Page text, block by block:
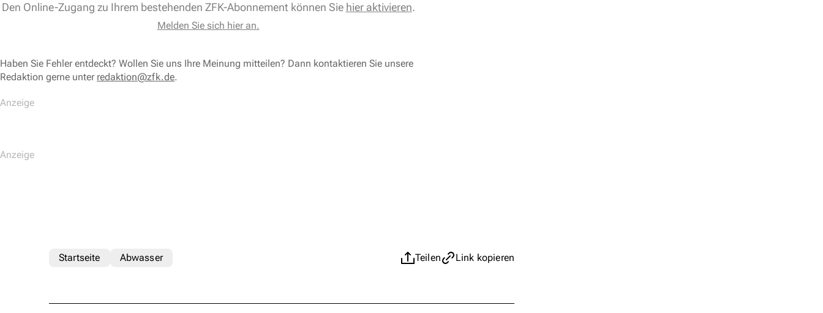
Den Online-Zugang zu Ihrem bestehenden ZFK-Abonnement können Sie hier aktivieren.
Melden Sie sich hier an.
Haben Sie Fehler entdeckt? Wollen Sie uns Ihre Meinung mitteilen? Dann kontaktieren Sie unsere
Redaktion gerne unter redaktion@zfk.de.
Teilen Link kopieren
Startseite Abwasser